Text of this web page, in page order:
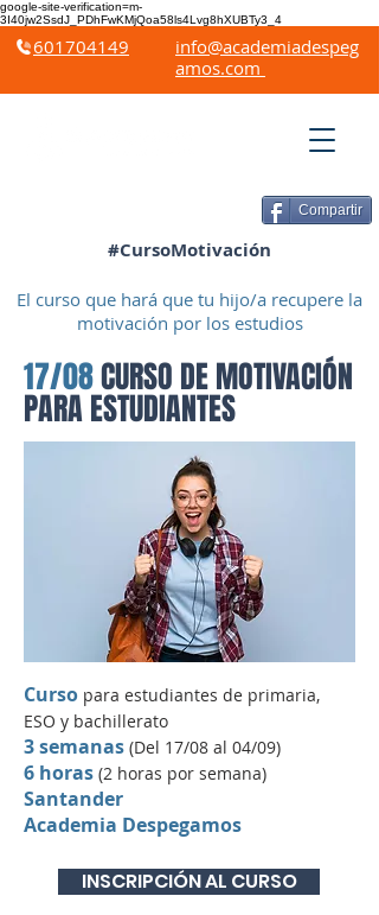
google-site-verification=m-
3I40jw2SsdJ_PDhFwKMjQoa58ls4Lvg8hXUBTy3_4
601704149
info@academiadespeg
amos.com
Compartir
#CursoMotivación
El curso que hará que tu hijo/a recupere la
motivación por los estudios
17/08CURSO DE MOTIVACIÓN
PARA ESTUDIANTES
Curso para estudiantes de primaria,
ESO y bachillerato
3 semanas (Del 17/08 al 04/09)
6 horas (2 horas por semana)
Santander
Academia Despegamos
INSCRIPCIÓN AL CURSO